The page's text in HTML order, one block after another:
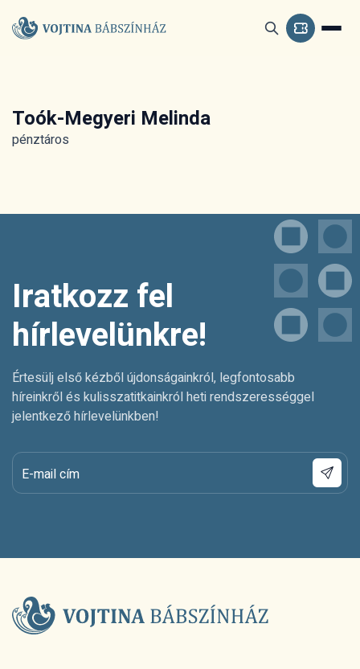
Toók-Megyeri Melinda
pénztáros
Iratkozz fel
hírlevelünkre!
Értesülj első kézből újdonságainkról, legfontosabb
híreinkről és kulisszatitkainkról heti rendszerességgel
jelentkező hírlevelünkben!
E-mail cím